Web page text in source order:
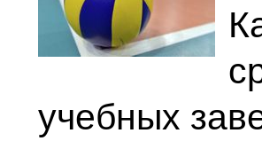
учебных